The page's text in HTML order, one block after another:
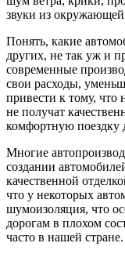
звуки из
Понять, какие
других, не так уж и
современные
свои расходы,
привести к тому, что
не получат
комфортную поездку
Многие
создании
качественной
что у некоторых
шумоизоляция, что
дорогам в плохом
часто в нашей стране.